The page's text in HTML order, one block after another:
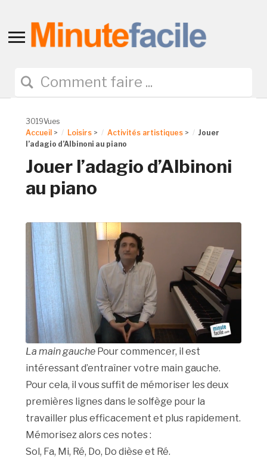
Toggle
navigation
3019Vues
Accueil > Loisirs > Activités artistiques >
Jouer
l’adagio d’Albinoni au piano
Jouer l’adagio d’Albinoni
au piano
La main gauche Pour commencer, il est
intéressant d’entraîner votre main gauche.
Pour cela, il vous suffit de mémoriser les deux
premières lignes dans le solfège pour la
travailler plus efficacement et plus rapidement.
Mémorisez alors ces notes :
Sol, Fa, Mi, Ré, Do, Do dièse et Ré.